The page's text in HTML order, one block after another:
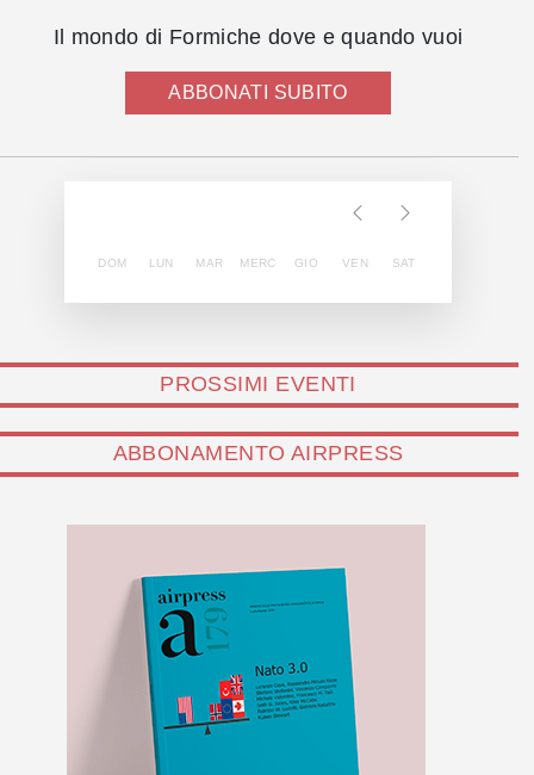
Il mondo di Formiche dove e quando vuoi
ABBONATI SUBITO
DOM LUN MAR MERC GIO VEN SAT
PROSSIMI EVENTI
ABBONAMENTO AIRPRESS